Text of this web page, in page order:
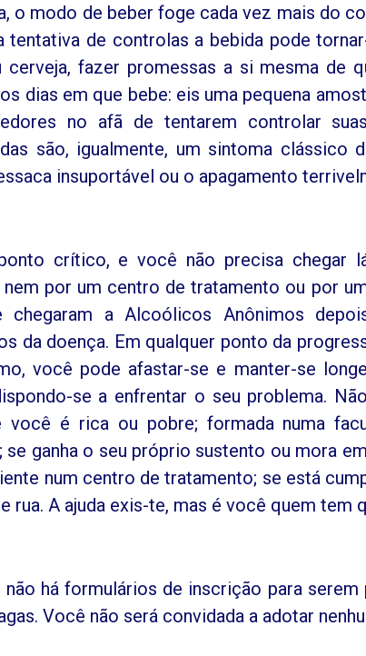
o modo de beber foge cada vez mais do
tentativa de controlas a bebida pode
cerveja, fazer promessas a si mesma de
dias em que bebe: eis uma pequena
no afã de tentarem controlar
são, igualmente, um sintoma
insuportável ou o apagamento
crítico, e você não precisa chegar
nem por um centro de tratamento ou por
chegaram a Alcoólicos Anônimos
da doença. Em qualquer ponto da
você pode afastar-se e manter-se
se a enfrentar o seu problema.
você é rica ou pobre; formada numa
se ganha o seu próprio sustento ou mora
num centro de tratamento; se está
rua. A ajuda exis-te, mas é você quem tem
não há formulários de inscrição para
Você não será convidada a adotar